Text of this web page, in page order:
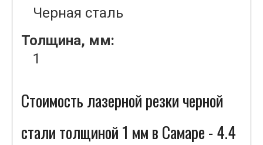
Черная сталь
Толщина, мм:
1
Стоимость лазерной резки черной
стали толщиной 1 мм в Самаре - 4.4